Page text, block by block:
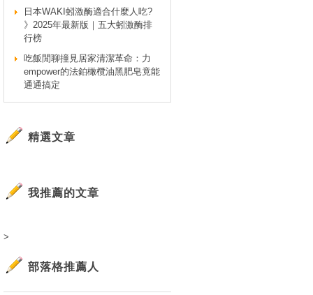
日本WAKI蚓激酶適合什麼人吃?
》2025年最新版｜五大蚓激酶排
行榜
吃飯閒聊撞見居家清潔革命：力
empower的法鉑橄欖油黑肥皂竟能
通通搞定
精選文章
我推薦的文章
>
部落格推薦人